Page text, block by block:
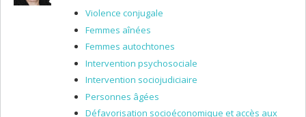
Violence conjugale
Femmes aînées
Femmes autochtones
Intervention psychosociale
Intervention sociojudiciaire
Personnes âgées
Défavorisation socioéconomique et accès aux